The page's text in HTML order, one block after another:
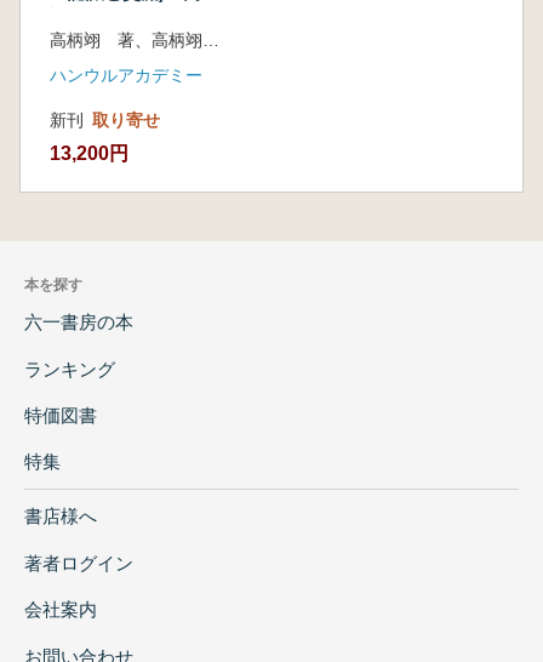
학교에서 탁월한 지도력으로 수많은 후학을 양
문화원장, 방송위원회위원장, 문화재위원회위원
장, 민족문화추진회 이사장, 도산서원(陶山書院)
원장, 조선일보 논설위원 등 중책을 역임하며 교
만, 출간 당시 일정 기간에 축적된 글들을 모았기
때문에 연구 주제가 여러 권에 분산되어 선생의
어려움이 있다.
후학들은 선생의 학술 업적을 ‘선집’으로 편찬하
된 선생의 글을 엄선하고, 9가지 원칙을 세워 ①
상호인식과 교류, ② 역사 인식과 편찬, ③ 고려
와 몽골, ④ 근대의 도전과 전통의 변용, ⑤ 전통
에 따라 논문을 분류했다. 또한 선생의 역사관을
の伝統と現代1
ハンウルアカデミー
新刊 取り寄せ
13,200円
本を探す
六一書房の本
ランキング
特価図書
特集
書店様へ
著者ログイン
会社案内
お問い合わせ